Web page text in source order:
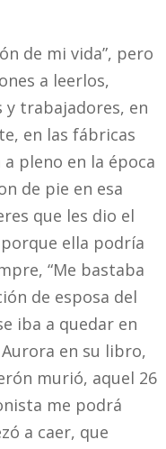
de mi vida”, pero
a leerlos,
trabajadores, en
en las fábricas
pleno en la época
de pie en esa
que les dio el
ella podría
“Me bastaba
de esposa del
iba a quedar en
en su libro,
murió, aquel 26
me podrá
a caer, que